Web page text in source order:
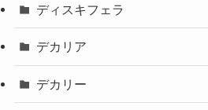
ディスキフェラ
デカリア
デカリー